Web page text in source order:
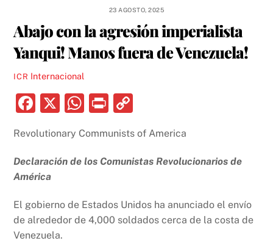
23 AGOSTO, 2025
Abajo con la agresión imperialista
Yanqui! Manos fuera de Venezuela!
ICR Internacional
F
c
e
b
o
o
k
X
W
at
s
p
p
P
nt p
y
n
k
Revolutionary Communists of America
Declaración de los Comunistas Revolucionarios de
América
El gobierno de Estados Unidos ha anunciado el envío
de alrededor de 4,000 soldados cerca de la costa de
Venezuela.